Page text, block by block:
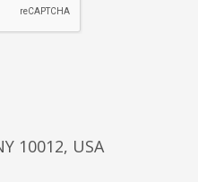
10012, USA